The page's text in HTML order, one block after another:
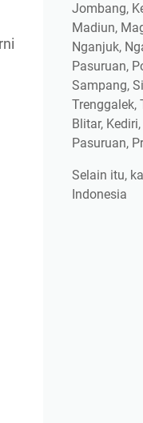
Jombang,
Madiun,
Nganjuk,
Pasuruan,
Sampang,
Trenggalek,
Blitar,
Pasuruan,
Selain itu,
Indonesia